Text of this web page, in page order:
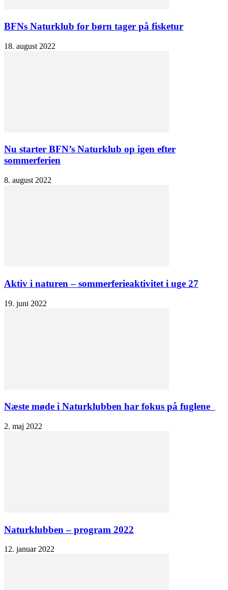
BFNs Naturklub for børn tager på fisketur
18. august 2022
Nu starter BFN’s Naturklub op igen efter
sommerferien
8. august 2022
Aktiv i naturen – sommerferieaktivitet i uge 27
19. juni 2022
Næste møde i Naturklubben har fokus på fuglene
2. maj 2022
Naturklubben – program 2022
12. januar 2022